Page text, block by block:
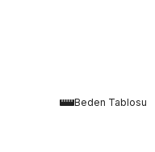
Beden Tablosu